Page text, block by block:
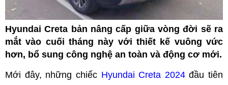
Hyundai Creta bản nâng cấp giữa vòng đời sẽ ra
mắt vào cuối tháng này với thiết kế vuông vức
hơn, bổ sung công nghệ an toàn và động cơ mới.
Mới đây, những chiếc Hyundai Creta 2024đầu tiên